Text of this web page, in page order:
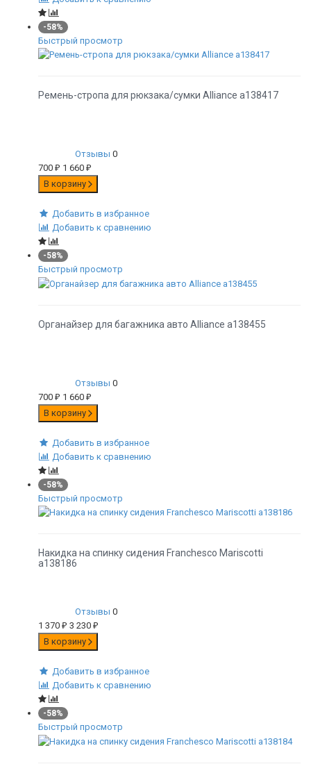
-58%
Быстрый просмотр
Ремень-стропа для рюкзака/сумки Alliance а138417
Отзывы 0
700 ₽ 1 660 ₽
В корзину
Добавить в избранное
Добавить к сравнению
-58%
Быстрый просмотр
Органайзер для багажника авто Alliance а138455
Отзывы 0
700 ₽ 1 660 ₽
В корзину
Добавить в избранное
Добавить к сравнению
-58%
Быстрый просмотр
Накидка на спинку сидения Franchesco Mariscotti
а138186
Отзывы 0
1 370 ₽ 3 230 ₽
В корзину
Добавить в избранное
Добавить к сравнению
-58%
Быстрый просмотр